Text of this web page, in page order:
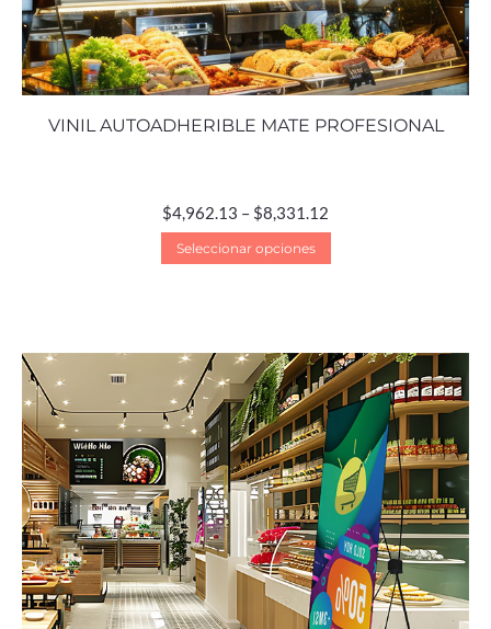
VINIL AUTOADHERIBLE MATE PROFESIONAL
$4,962.13 – $8,331.12
Seleccionar opciones